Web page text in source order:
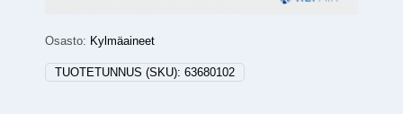
Osasto: Kylmäaineet
TUOTETUNNUS (SKU): 63680102